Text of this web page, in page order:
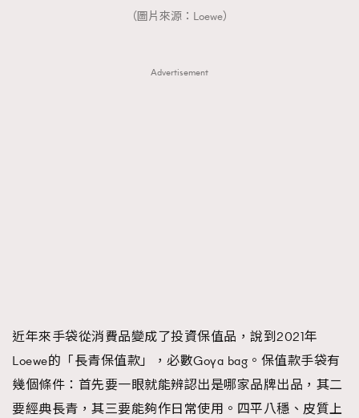
（圖片來源：Loewe）
Advertisement
近年來手袋從消費品變成了投資保值品，說到2021年
Loewe的「長青保值款」，必數Goya bag。保值款手袋有
幾個條件：首先要一眼就能辨認出是哪家品牌出品，其二
要經典長青，其三要能夠作日常使用。四平八穩、皮質上